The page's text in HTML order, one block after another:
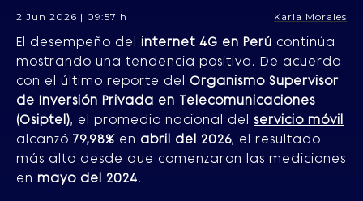
2 Jun 2026 | 09:57 h Karla Morales
El desempeño del internet 4G en Perú continúa
mostrando una tendencia positiva. De acuerdo
con el último reporte del Organismo Supervisor
de Inversión Privada en Telecomunicaciones
(Osiptel), el promedio nacional del servicio móvil
alcanzó 79,98% en abril del 2026, el resultado
más alto desde que comenzaron las mediciones
en mayo del 2024.